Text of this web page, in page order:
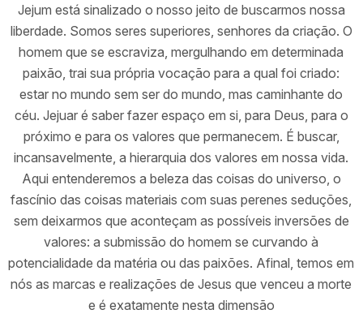
Jejum está sinalizado o nosso jeito de buscarmos nossa
liberdade. Somos seres superiores, senhores da criação. O
homem que se escraviza, mergulhando em determinada
paixão, trai sua própria vocação para a qual foi criado:
estar no mundo sem ser do mundo, mas caminhante do
céu. Jejuar é saber fazer espaço em si, para Deus, para o
próximo e para os valores que permanecem. É buscar,
incansavelmente, a hierarquia dos valores em nossa vida.
Aqui entenderemos a beleza das coisas do universo, o
fascínio das coisas materiais com suas perenes seduções,
sem deixarmos que aconteçam as possíveis inversões de
valores: a submissão do homem se curvando à
potencialidade da matéria ou das paixões. Afinal, temos em
nós as marcas e realizações de Jesus que venceu a morte
e é exatamente nesta dimensão